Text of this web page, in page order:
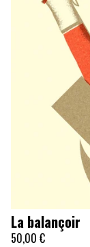
La balançoir
50,00 €